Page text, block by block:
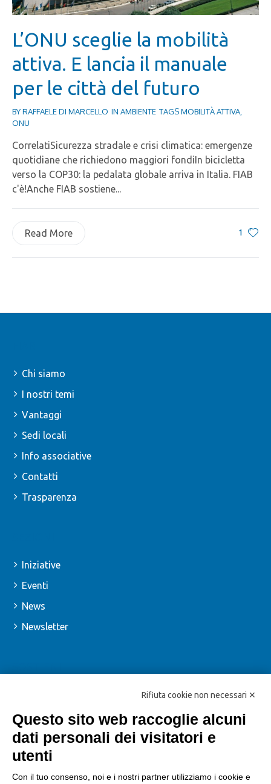
L’ONU sceglie la mobilità
attiva. E lancia il manuale
per le città del futuro
BYRAFFAELE DI MARCELLO IN AMBIENTE TAGSMOBILITÀ ATTIVA
ONU
CorrelatiSicurezza stradale e crisi climatica: emergenze
quotidiane che richiedono maggiori fondiIn bicicletta
verso la COP30: la pedalata globale arriva in Italia. FIAB
c'è!Anche FIAB sostiene...
1
Read More
Chi siamo
I nostri temi
Vantaggi
Sedi locali
Info associative
Contatti
Trasparenza
Iniziative
Eventi
News
Newsletter
Dona
Dona il 5x1000 alla FIAB
SOCIAL
Rifiuta cookie non necessari ✕
Questo sito web raccoglie alcuni
dati personali dei visitatori e
utenti
Con il tuo consenso, noi e i nostri partner utilizziamo i cookie e